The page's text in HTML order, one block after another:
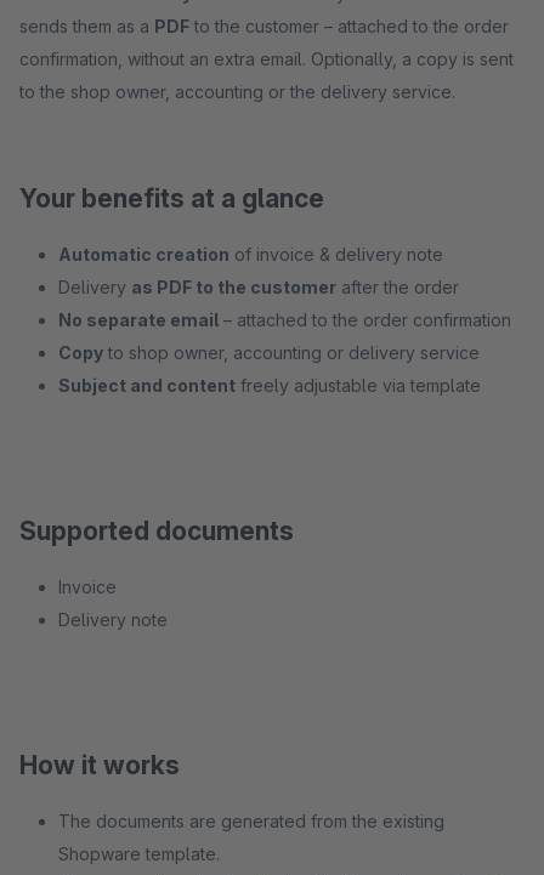
sends them as a PDF to the customer – attached to the order
confirmation, without an extra email. Optionally, a copy is sent
to the shop owner, accounting or the delivery service.
Your benefits at a glance
Automatic creation of invoice & delivery note
Delivery as PDF to the customer after the order
No separate email – attached to the order confirmation
Copy to shop owner, accounting or delivery service
Subject and content freely adjustable via template
Supported documents
Invoice
Delivery note
How it works
The documents are generated from the existing
Shopware template.